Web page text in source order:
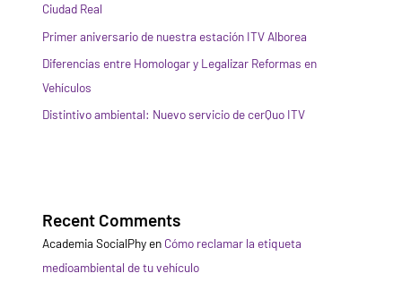
Ciudad Real
Primer aniversario de nuestra estación ITV Alborea
Diferencias entre Homologar y Legalizar Reformas en
Vehículos
Distintivo ambiental: Nuevo servicio de cerQuo ITV
Recent Comments
Academia SocialPhyen Cómo reclamar la etiqueta
medioambiental de tu vehículo